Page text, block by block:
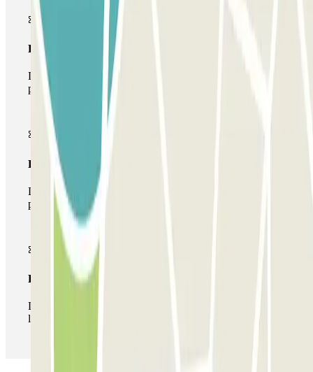
Pase básico
Durante tu estancia podrás entrar y salir una única vez al
parking
Pase multiparking
Durante tu estancia podrás hacer uso de toda la red de
parkings de este operador disponibles en Parclick.
Pase ilimitado
Durante tu estancia podrás entrar y salir del parking todas
las veces que quieras.